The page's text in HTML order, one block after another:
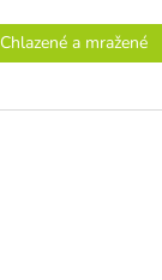
Chlazené a mražené